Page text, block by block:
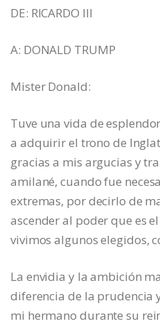
DE: RICARDO III
A: DONALD TRUMP
Mister Donald:
Tuve una vida de
a adquirir el trono de
gracias a mis argucias y
amilané, cuando fue
extremas, por decirlo de
ascender al poder que es
vivimos algunos elegidos,
La envidia y la ambición
diferencia de la prudencia
mi hermano durante su